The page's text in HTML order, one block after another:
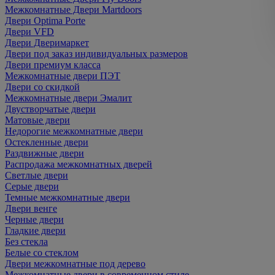
Межкомнатные Двери Martdoors
Двери Optima Porte
Двери VFD
Двери Дверимаркет
Двери под заказ индивидуальных размеров
Двери премиум класса
Межкомнатные двери ПЭТ
Двери со скидкой
Межкомнатные двери Эмалит
Двустворчатые двери
Матовые двери
Недорогие межкомнатные двери
Остекленные двери
Раздвижные двери
Распродажа межкомнатных дверей
Светлые двери
Серые двери
Темные межкомнатные двери
Двери венге
Черные двери
Гладкие двери
Без стекла
Белые со стеклом
Двери межкомнатные под дерево